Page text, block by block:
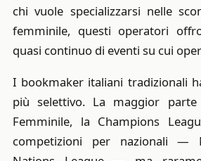
chi vuole specializzarsi nelle
femminile, questi operatori
quasi continuo di eventi su cui
I bookmaker italiani tradizionali
più selettivo. La maggior
Femminile, la Champions
competizioni per nazionali —